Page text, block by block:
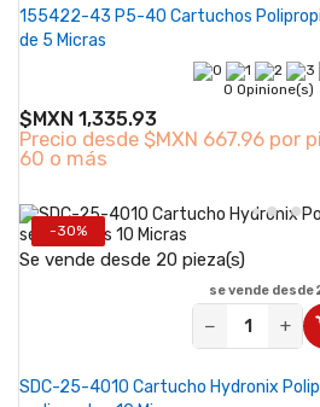
155422-43 P5-40 Cartuchos
de 5 Micras
0 Opinione(s)
$MXN 1,335.93
Precio desde $MXN 667.96 por
60 o más
-30%
Se vende desde 20 pieza(s)
se vende desde
− +
SDC-25-4010 Cartucho Hydronix